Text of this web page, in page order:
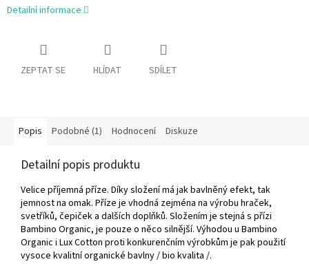
Detailní informace
ZEPTAT SE HLÍDAT SDÍLET
Popis Podobné (1) Hodnocení Diskuze
Detailní popis produktu
Velice příjemná příze. Díky složení má jak bavlněný efekt, tak
jemnost na omak. Příze je vhodná zejména na výrobu hraček,
svetříků, čepiček a dalších doplňků. Složením je stejná s přízi
Bambino Organic, je pouze o něco silnější. Výhodou u Bambino
Organic i Lux Cotton proti konkurenčním výrobkům je pak použití
vysoce kvalitní organické bavlny / bio kvalita /.